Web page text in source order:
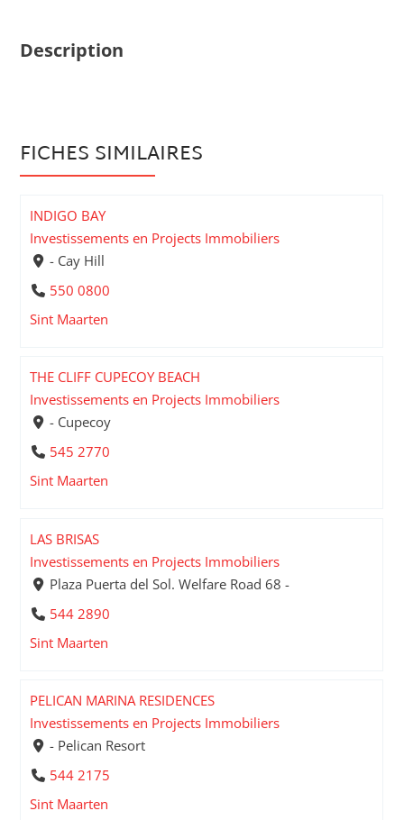
Description
FICHES SIMILAIRES
INDIGO BAY
Investissements en Projects Immobiliers
- Cay Hill
550 0800
Sint Maarten
THE CLIFF CUPECOY BEACH
Investissements en Projects Immobiliers
- Cupecoy
545 2770
Sint Maarten
LAS BRISAS
Investissements en Projects Immobiliers
Plaza Puerta del Sol. Welfare Road 68 -
544 2890
Sint Maarten
PELICAN MARINA RESIDENCES
Investissements en Projects Immobiliers
- Pelican Resort
544 2175
Sint Maarten